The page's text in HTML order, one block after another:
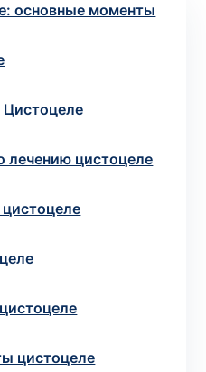
основные моменты
Цистоцеле
лечению цистоцеле
цистоцеле
дослідження не
для них
.
дому